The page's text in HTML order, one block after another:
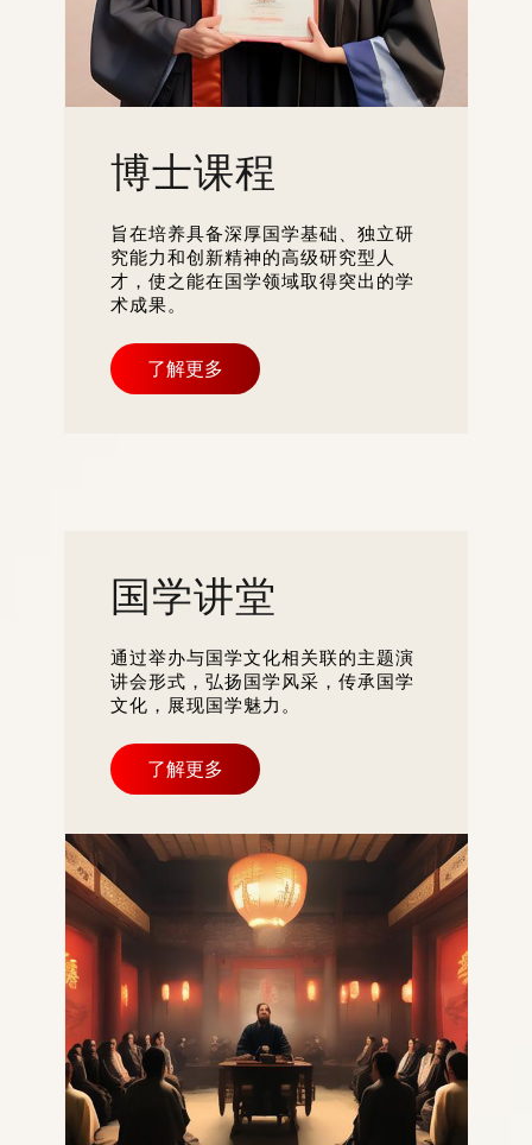
博士课程
旨在培养具备深厚国学基础、独立研
究能力和创新精神的高级研究型人
才，使之能在国学领域取得突出的学
术成果。
了解更多
国学讲堂
通过举办与国学文化相关联的主题演
讲会形式，弘扬国学风采，传承国学
文化，展现国学魅力。
了解更多